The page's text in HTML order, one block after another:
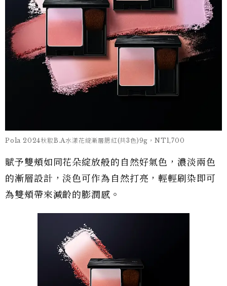
Pola 2024秋妝B.A水漾花綻漸層腮紅(共3色)9g，NT1,700
賦予雙頰如同花朵綻放般的自然好氣色，濃淡兩色
的漸層設計，淡色可作為自然打亮，輕輕刷染即可
為雙頰帶來減齡的膨潤感。